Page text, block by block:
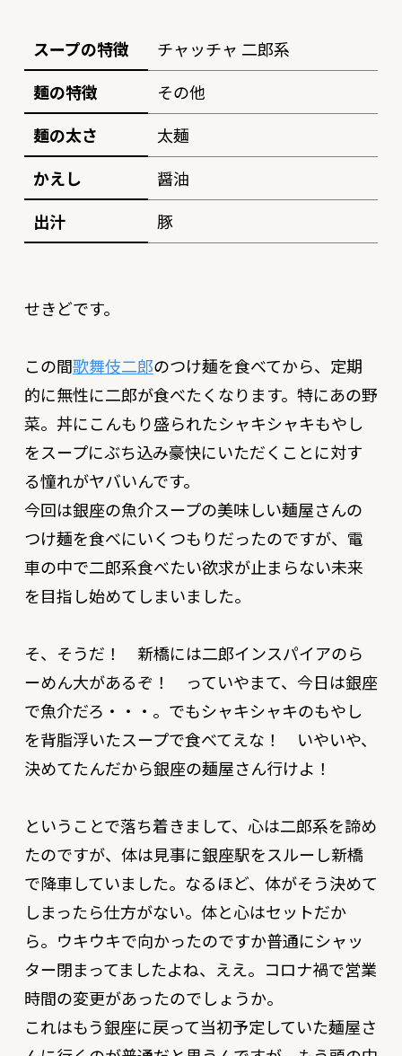
スープの特徴
チャッチャ 二郎系
麺の特徴
その他
麺の太さ
太麺
かえし
醤油
出汁
豚
せきどです。
この間歌舞伎二郎のつけ麺を食べてから、定期
的に無性に二郎が食べたくなります。特にあの野
菜。丼にこんもり盛られたシャキシャキもやし
をスープにぶち込み豪快にいただくことに対す
る憧れがヤバいんです。
今回は銀座の魚介スープの美味しい麺屋さんの
つけ麺を食べにいくつもりだったのですが、電
車の中で二郎系食べたい欲求が止まらない未来
を目指し始めてしまいました。
そ、そうだ！ 新橋には二郎インスパイアのら
ーめん大があるぞ！ っていやまて、今日は銀座
で魚介だろ・・・。でもシャキシャキのもやし
を背脂浮いたスープで食べてえな！ いやいや、
決めてたんだから銀座の麺屋さん行けよ！
ということで落ち着きまして、心は二郎系を諦め
たのですが、体は見事に銀座駅をスルーし新橋
で降車していました。なるほど、体がそう決めて
しまったら仕方がない。体と心はセットだか
ら。ウキウキで向かったのですか普通にシャッ
ター閉まってましたよね、ええ。 コロナ禍で営業
時間の変更があったのでしょうか。
これはもう銀座に戻って当初予定していた麺屋さ